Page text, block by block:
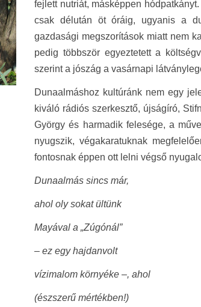
fejlett nutriát, másképpen
csak délután öt óráig, ugyanis a
gazdasági megszorítások miatt nem
pedig többször egyeztetett a
szerint a jószág a vasárnapi
Dunaalmáshoz kultúránk nem egy
kiváló rádiós szerkesztő, újságíró,
György és harmadik felesége, a
nyugszik, végakaratuknak
fontosnak éppen ott lelni végső
Dunaalmás sincs már,
ahol oly sokat ültünk
Mayával a „Zúgónál”
– ez egy hajdanvolt
vízimalom környéke –, ahol
(észszerű mértékben!)